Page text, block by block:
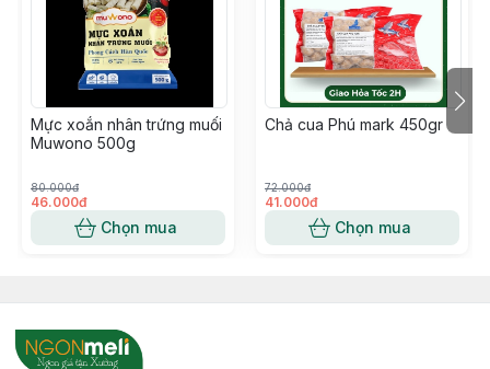
Mực xoắn nhân trứng muối
Muwono 500g
80.000đ
46.000đ
Chọn mua
Chả cua Phú mark 450gr
72.000đ
41.000đ
Chọn mua